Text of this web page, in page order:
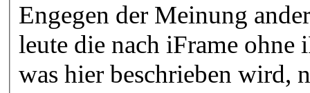
Engegen der Meinung
leute die nach iFrame ohne
was hier beschrieben wird,